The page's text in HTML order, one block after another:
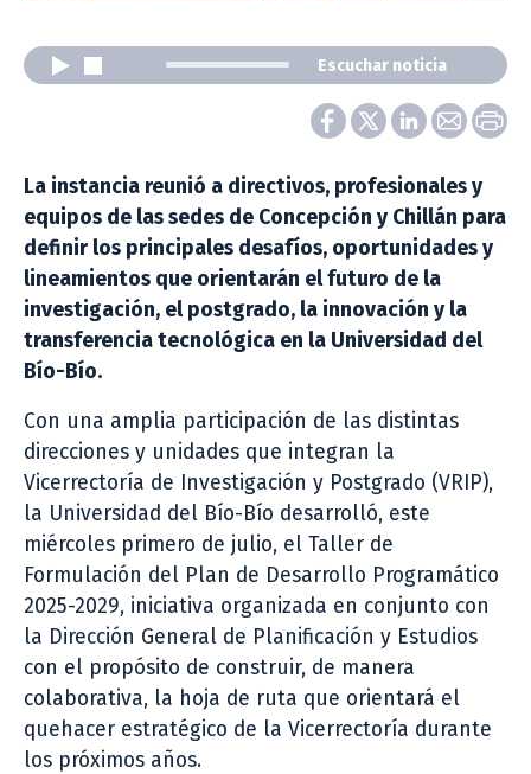
Escuchar noticia
La instancia reunió a directivos, profesionales y
equipos de las sedes de Concepción y Chillán para
definir los principales desafíos, oportunidades y
lineamientos que orientarán el futuro de la
investigación, el postgrado, la innovación y la
transferencia tecnológica en la Universidad del
Bío-Bío.
Con una amplia participación de las distintas
direcciones y unidades que integran la
Vicerrectoría de Investigación y Postgrado (VRIP),
la Universidad del Bío-Bío desarrolló, este
miércoles primero de julio, el Taller de
Formulación del Plan de Desarrollo Programático
2025-2029, iniciativa organizada en conjunto con
la Dirección General de Planificación y Estudios
con el propósito de construir, de manera
colaborativa, la hoja de ruta que orientará el
quehacer estratégico de la Vicerrectoría durante
los próximos años.